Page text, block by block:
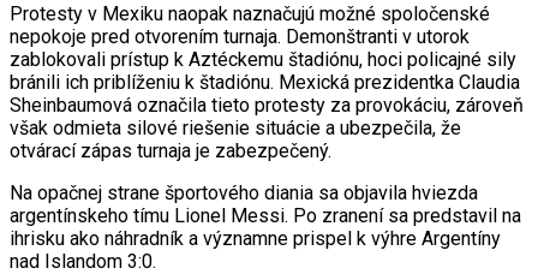
Protesty v Mexiku naopak naznačujú možné spoločenské
nepokoje pred otvorením turnaja. Demonštranti v utorok
zablokovali prístup k Aztéckemu štadiónu, hoci policajné sily
bránili ich priblíženiu k štadiónu. Mexická prezidentka Claudia
Sheinbaumová označila tieto protesty za provokáciu, zároveň
však odmieta silové riešenie situácie a ubezpečila, že
otvárací zápas turnaja je zabezpečený.
Na opačnej strane športového diania sa objavila hviezda
argentínskeho tímu Lionel Messi. Po zranení sa predstavil na
ihrisku ako náhradník a významne prispel k výhre Argentíny
nad Islandom 3:0.